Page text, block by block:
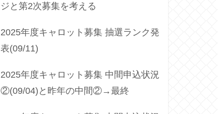
ジと第2次募集を考える
2025年度キャロット募集 抽選ランク発
表(09/11)
2025年度キャロット募集 中間申込状況
②(09/04)と昨年の中間②→最終